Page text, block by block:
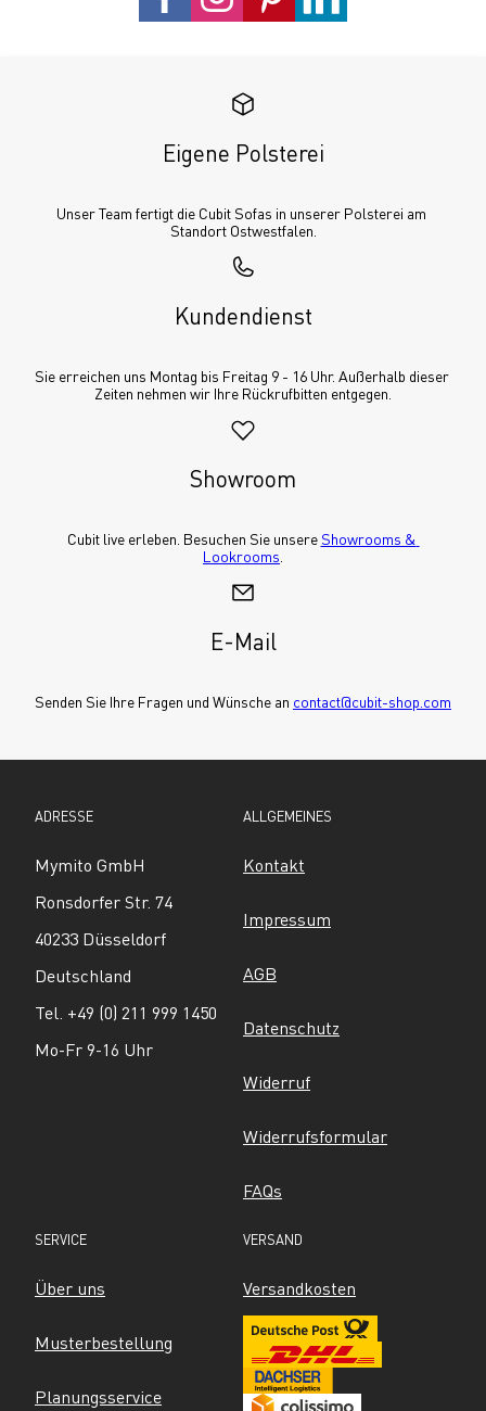
Eigene Polsterei
Unser Team fertigt die Cubit Sofas in unserer Polsterei am
Standort Ostwestfalen.
Kundendienst
Sie erreichen uns Montag bis Freitag 9 - 16 Uhr. Außerhalb dieser
Zeiten nehmen wir Ihre Rückrufbitten entgegen.
Showroom
Cubit live erleben. Besuchen Sie unsere Showrooms &
Lookrooms
E-Mail
Senden Sie Ihre Fragen und Wünsche an contact@cubit-shop.com
ADRESSE
Mymito GmbH
Ronsdorfer Str. 74
40233 Düsseldorf
Deutschland
Tel. +49 (0) 211 999 1450
Mo-Fr 9-16 Uhr
ALLGEMEINES
Kontakt
Impressum
AGB
Datenschutz
Widerruf
Widerrufsformular
FAQs
SERVICE
Über uns
Musterbestellung
Planungsservice
VERSAND
Versandkosten